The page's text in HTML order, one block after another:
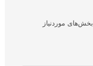
بخش‌های موردنیاز